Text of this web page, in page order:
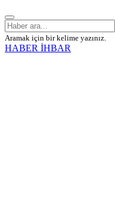
Aramak için bir kelime yazınız.
HABER İHBAR